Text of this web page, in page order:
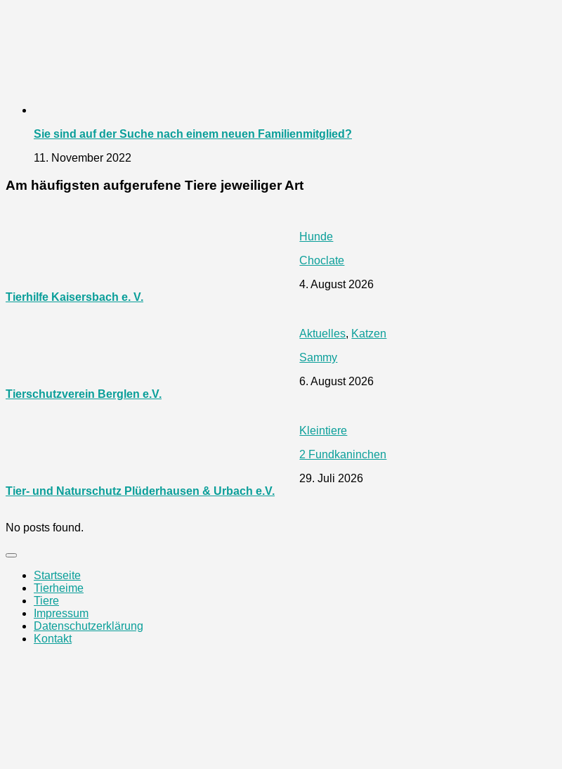
Sie sind auf der Suche nach einem neuen Familienmitglied?
11. November 2022
Am häufigsten aufgerufene Tiere jeweiliger Art
Hunde
Choclate
4. August 2026
Tierhilfe Kaisersbach e. V.
Aktuelles, Katzen
Sammy
6. August 2026
Tierschutzverein Berglen e.V.
Kleintiere
2 Fundkaninchen
29. Juli 2026
Tier- und Naturschutz Plüderhausen & Urbach e.V.
No posts found.
Startseite
Tierheime
Tiere
Impressum
Datenschutzerklärung
Kontakt